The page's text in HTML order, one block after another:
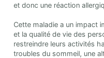
et donc une réaction
Cette maladie a un impact
et la qualité de vie des
restreindre leurs activités
troubles du sommeil, une